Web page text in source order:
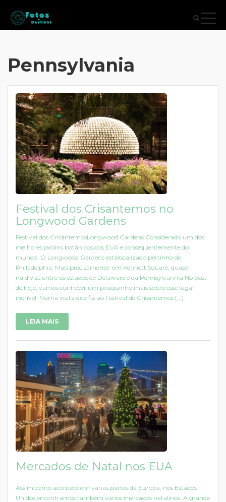
Pennsylvania
Festival dos Crisantemos no
Longwood Gardens
Festival dos CrisântemosLongwood Gardens Considerado um dos
melhores jardins botânicos dos EUA e consequentemente do
mundo. O Longwood Gardens estálocalizado pertinho de
Philadelphia. Mais precisamente em Kennett Square, quase
na divisa entre os estados de Delaware e da Pennsylvannia.No post
de hoje, vamos conhecer um pouquinho mais sobre esse lugar
incrível. Numa visita que fiz ao Festival de Crisântemos [...]
LEIA MAIS
Mercados de Natal nos EUA
Assim como acontece em várias partes da Europa, nos Estados
Unidos encontramos também vários mercados natalinos. A grande